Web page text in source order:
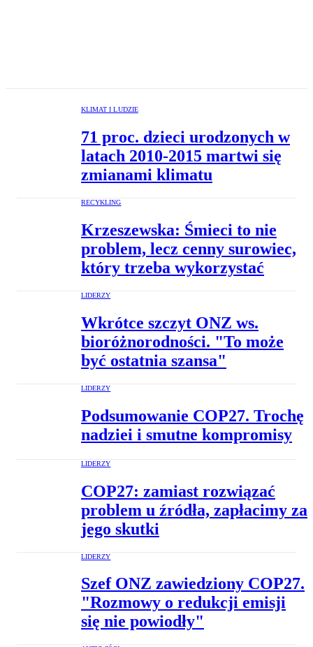
KLIMAT I LUDZIE
71 proc. dzieci urodzonych w
latach 2010-2015 martwi się
zmianami klimatu
RECYKLING
Krzeszewska: Śmieci to nie
problem, lecz cenny surowiec,
który trzeba wykorzystać
LIDERZY
Wkrótce szczyt ONZ ws.
bioróżnorodności. "To może
być ostatnia szansa"
LIDERZY
Podsumowanie COP27. Trochę
nadziei i smutne kompromisy
LIDERZY
COP27: zamiast rozwiązać
problem u źródła, zapłacimy za
jego skutki
LIDERZY
Szef ONZ zawiedziony COP27.
"Rozmowy o redukcji emisji
się nie powiodły"